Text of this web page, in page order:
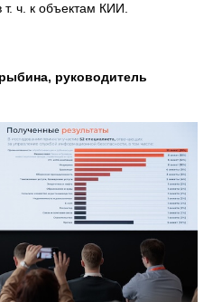
ч. к объектам КИИ.
руководитель